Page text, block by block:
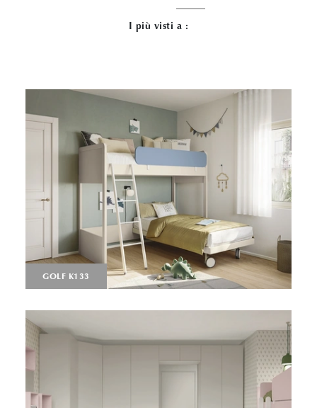
I più visti a :
GOLF K133